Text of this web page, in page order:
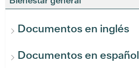
Documentos en inglés
Documentos en español